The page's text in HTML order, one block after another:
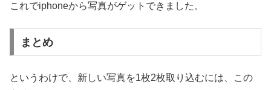
これでiphoneから写真がゲットできました。
まとめ
というわけで、新しい写真を1枚2枚取り込むには、この